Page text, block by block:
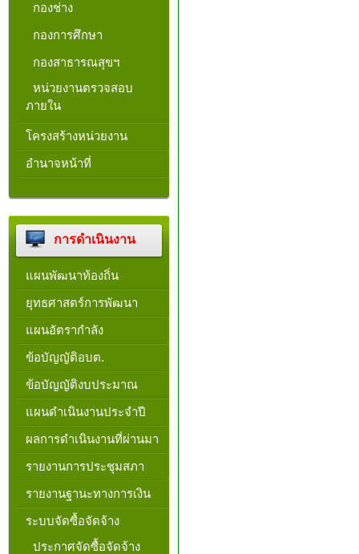
กองช่าง
กองการศึกษา
กองสาธารณสุขฯ
หน่วยงานตรวจสอบ
ภายใน
โครงสร้างหน่วยงาน​
อำนาจหน้าที่
การดำเนินงาน
แผนพัฒนาท้องถิ่น
ยุทธศาสตร์การพัฒนา
แผนอัตรากำลัง
ข้อบัญญัติอบต.
ข้อบัญญัติงบประมาณ
แผนดำเนินงานประจำปี
ผลการดำเนินงานที่ผ่านมา
รายงานการประชุมสภา
รายงานฐานะทางการเงิน
ระบบจัดซื้อจัดจ้าง
ประกาศจัดซื้อจัดจ้าง